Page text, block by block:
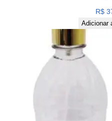
R$
Adicionar